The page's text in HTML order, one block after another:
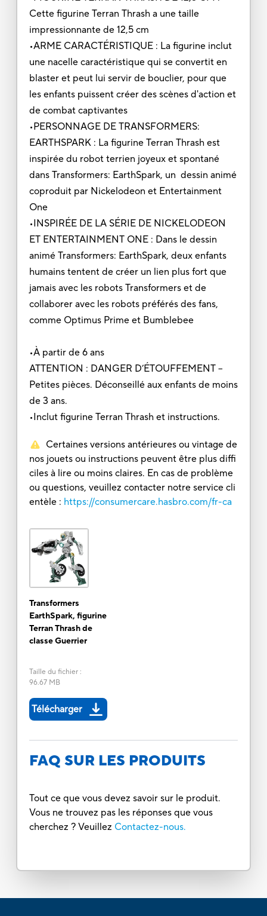
Cette figurine Terran Thrash a une taille
impressionnante de 12,5 cm
•ARME CARACTÉRISTIQUE : La figurine inclut
une nacelle caractéristique qui se convertit en
blaster et peut lui servir de bouclier, pour que
les enfants puissent créer des scènes d'action et
de combat captivantes
•PERSONNAGE DE TRANSFORMERS:
EARTHSPARK : La figurine Terran Thrash est
inspirée du robot terrien joyeux et spontané
dans Transformers: EarthSpark, un dessin animé
coproduit par Nickelodeon et Entertainment
One
•INSPIRÉE DE LA SÉRIE DE NICKELODEON
ET ENTERTAINMENT ONE : Dans le dessin
animé Transformers: EarthSpark, deux enfants
humains tentent de créer un lien plus fort que
jamais avec les robots Transformers et de
collaborer avec les robots préférés des fans,
comme Optimus Prime et Bumblebee
•À partir de 6 ans
ATTENTION : DANGER D’ÉTOUFFEMENT –
Petites pièces. Déconseillé aux enfants de moins
de 3 ans.
•Inclut figurine Terran Thrash et instructions.
Certaines versions antérieures ou vintage de
nos jouets ou instructions peuvent être plus diffi
ciles à lire ou moins claires. En cas de problème
ou questions, veuillez contacter notre service cli
entèle : https://consumercare.hasbro.com/fr-ca
Transformers
EarthSpark, figurine
Terran Thrash de
classe Guerrier
Taille du fichier:
96.67 MB
Télécharger
FAQ SUR LES PRODUITS
Tout ce que vous devez savoir sur le produit.
Vous ne trouvez pas les réponses que vous
cherchez ? Veuillez Contactez-nous.